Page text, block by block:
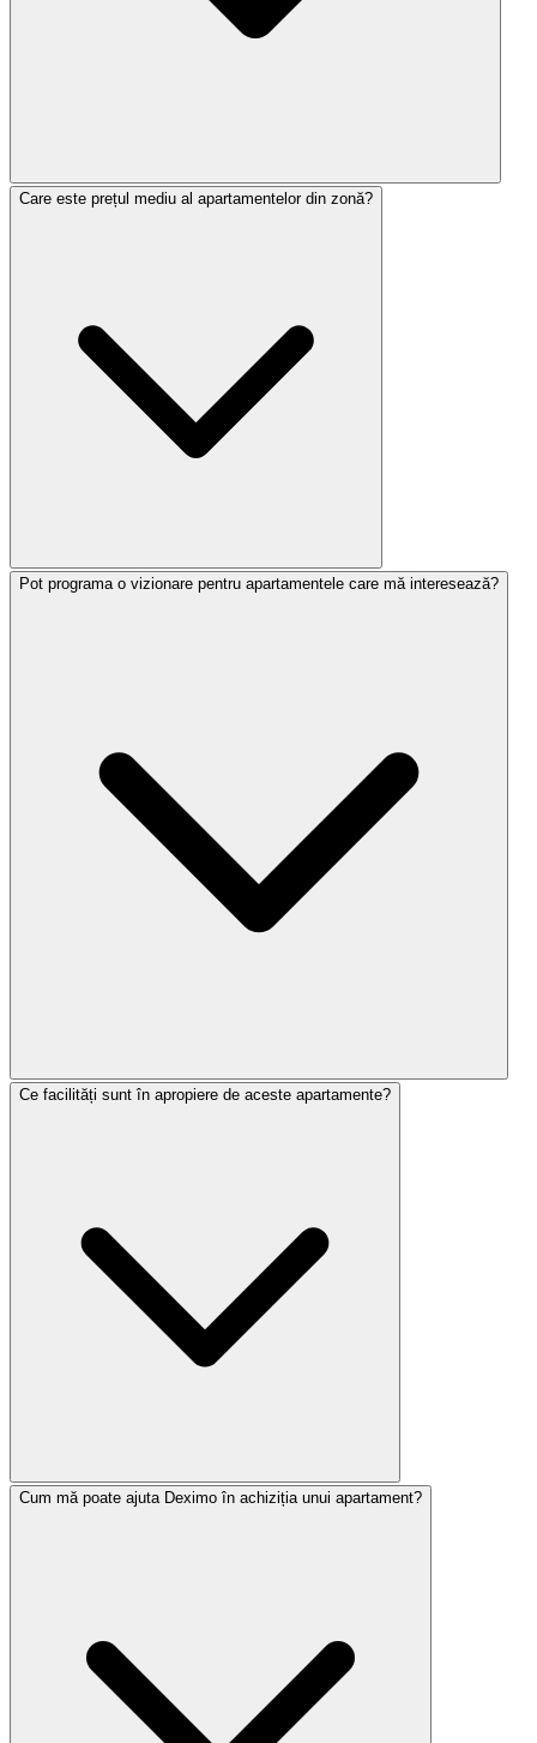
Care este prețul mediu al apartamentelor din zonă?
Pot programa o vizionare pentru apartamentele care mă interesează?
Ce facilități sunt în apropiere de aceste apartamente?
Cum mă poate ajuta Deximo în achiziția unui apartament?